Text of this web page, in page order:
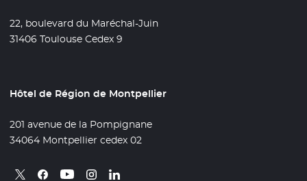
22, boulevard du Maréchal-Juin
31406 Toulouse Cedex 9
Hôtel de Région de Montpellier
201 avenue de la Pompignane
34064 Montpellier cedex 02
Retrouvez nous sur X
- Nouvelle fenêtre
Retrouvez nous sur Facebook
- Nouvelle fenêtre
Retrouvez nous sur Youtube
- Nouvelle fenêtre
Retrouvez nous sur Instagram
- Nouvelle fenêtre
Retrouvez nous sur Linkedin
- Nouvelle fenêtre